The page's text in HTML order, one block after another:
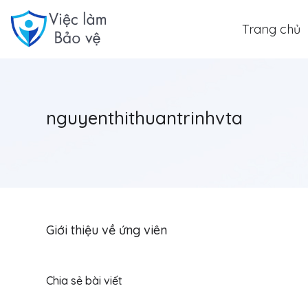
Trang chủ
nguyenthithuantrinhvta
Giới thiệu về ứng viên
Chia sẻ bài viết